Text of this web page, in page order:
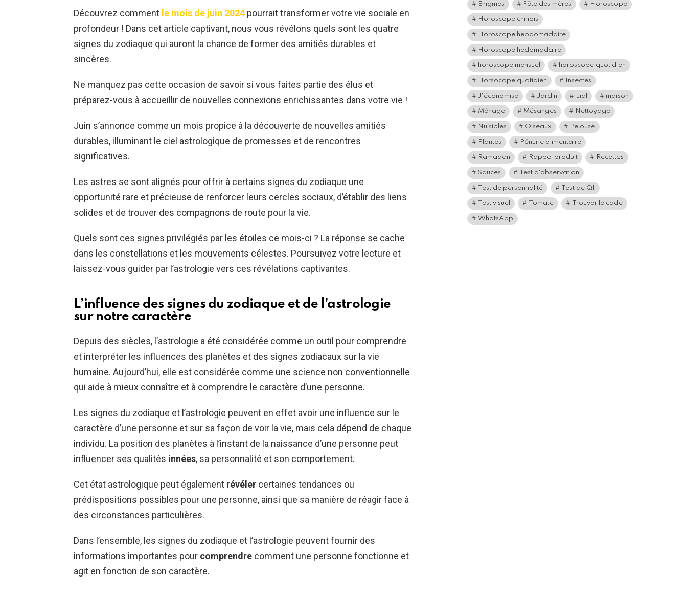
Découvrez comment le mois de juin 2024 pourrait transformer votre vie sociale en
profondeur ! Dans cet article captivant, nous vous révélons quels sont les quatre
signes du zodiaque qui auront la chance de former des amitiés durables et
sincères.
Ne manquez pas cette occasion de savoir si vous faites partie des élus et
préparez-vous à accueillir de nouvelles connexions enrichissantes dans votre vie !
Juin s’annonce comme un mois propice à la découverte de nouvelles amitiés
durables, illuminant le ciel astrologique de promesses et de rencontres
significatives.
Les astres se sont alignés pour offrir à certains signes du zodiaque une
opportunité rare et précieuse de renforcer leurs cercles sociaux, d’établir des liens
solides et de trouver des compagnons de route pour la vie.
Quels sont ces signes privilégiés par les étoiles ce mois-ci ? La réponse se cache
dans les constellations et les mouvements célestes. Poursuivez votre lecture et
laissez-vous guider par l’astrologie vers ces révélations captivantes.
L’influence des signes du zodiaque et de l’astrologie
sur notre caractère
Depuis des siècles, l’astrologie a été considérée comme un outil pour comprendre
et interpréter les influences des planètes et des signes zodiacaux sur la vie
humaine. Aujourd’hui, elle est considérée comme une science non conventionnelle
qui aide à mieux connaître et à comprendre le caractère d’une personne.
Les signes du zodiaque et l’astrologie peuvent en effet avoir une influence sur le
caractère d’une personne et sur sa façon de voir la vie, mais cela dépend de chaque
individu. La position des planètes à l’instant de la naissance d’une personne peut
influencer ses qualités innées, sa personnalité et son comportement.
Cet état astrologique peut également révéler certaines tendances ou
prédispositions possibles pour une personne, ainsi que sa manière de réagir face à
des circonstances particulières.
Dans l’ensemble, les signes du zodiaque et l’astrologie peuvent fournir des
informations importantes pour comprendre comment une personne fonctionne et
agit en fonction de son caractère.
Enigmes Fête des mères Horoscope
Horoscope chinois
Horoscope hebdomadaire
Horoscope hedomadaire
horoscope mensuel horoscope quotidien
Horsocope quotidien Insectes
J'économise Jardin Lidl maison
Ménage Mésanges Nettoyage
Nuisibles Oiseaux Pelouse
Plantes Pénurie alimentaire
Ramadan Rappel produit Recettes
Sauces Test d'observation
Test de personnalité Test de QI
Test visuel Tomate Trouver le code
WhatsApp